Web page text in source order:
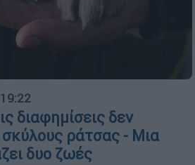
διαφημίσεις δεν
ράτσας - Μια
δυο ζωές